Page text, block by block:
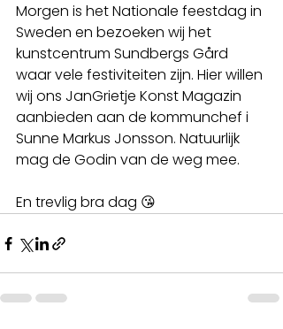
Morgen is het Nationale feestdag in
Sweden en bezoeken wij het
kunstcentrum Sundbergs Gård
waar vele festiviteiten zijn. Hier willen
wij ons JanGrietje Konst Magazin
aanbieden aan de kommunchef i
Sunne Markus Jonsson. Natuurlijk
mag de Godin van de weg mee.
En trevlig bra dag 😘